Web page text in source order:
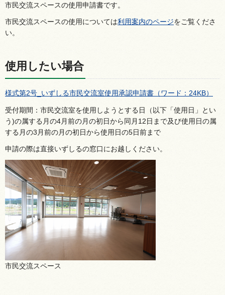
市民交流スペースの使用申請書です。
市民交流スペースの使用については利用案内のページをご覧くださ
い。
使用したい場合
様式第2号_いずしる市民交流室使用承認申請書（ワード：24KB）
受付期間：市民交流室を使用しようとする日（以下「使用日」とい
う)の属する月の4月前の月の初日から同月12日まで及び使用日の属
する月の3月前の月の初日から使用日の5日前まで
申請の際は直接いずしるの窓口にお越しください。
市民交流スペース